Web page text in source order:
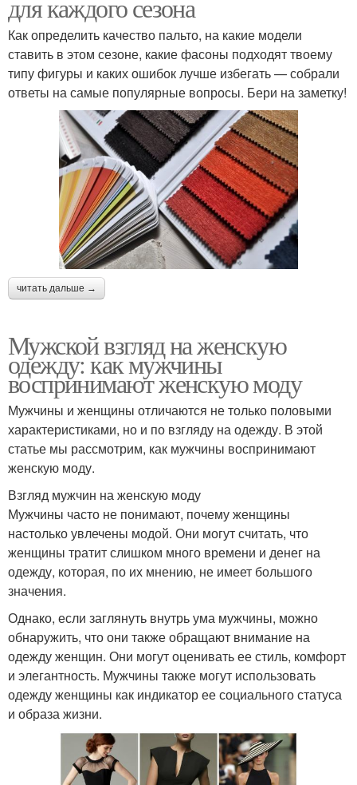
для каждого сезона
Как определить качество пальто, на какие модели
ставить в этом сезоне, какие фасоны подходят твоему
типу фигуры и каких ошибок лучше избегать — собрали
ответы на самые популярные вопросы. Бери на заметку!
читать дальше →
Мужской взгляд на женскую
одежду: как мужчины
воспринимают женскую моду
Мужчины и женщины отличаются не только половыми
характеристиками, но и по взгляду на одежду. В этой
статье мы рассмотрим, как мужчины воспринимают
женскую моду.
Взгляд мужчин на женскую моду
Мужчины часто не понимают, почему женщины
настолько увлечены модой. Они могут считать, что
женщины тратит слишком много времени и денег на
одежду, которая, по их мнению, не имеет большого
значения.
Однако, если заглянуть внутрь ума мужчины, можно
обнаружить, что они также обращают внимание на
одежду женщин. Они могут оценивать ее стиль, комфорт
и элегантность. Мужчины также могут использовать
одежду женщины как индикатор ее социального статуса
и образа жизни.